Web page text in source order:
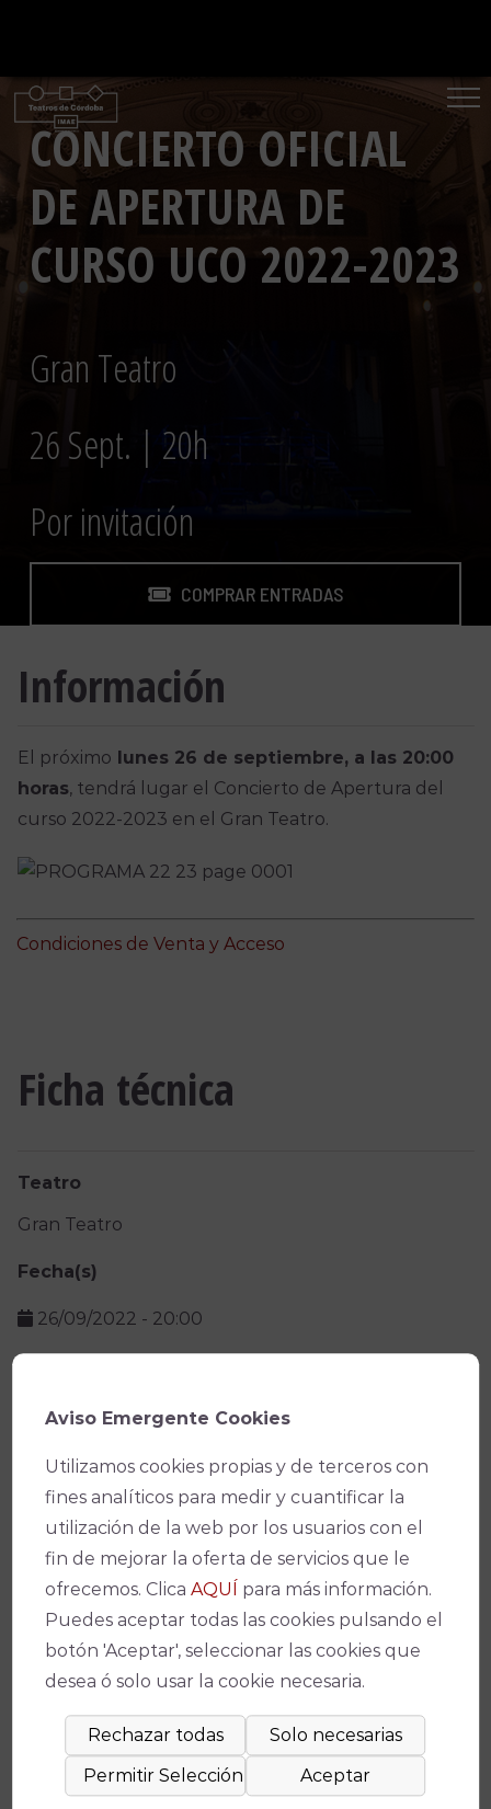
contenido
CONCIERTO OFICIAL
DE APERTURA DE
CURSO UCO 2022-2023
Gran Teatro
26 Sept. | 20h
Por invitación
COMPRAR ENTRADAS
Información
El próximo lunes 26 de septiembre, a las 20:00
horas, tendrá lugar el Concierto de Apertura del
curso 2022-2023 en el Gran Teatro.
Condiciones de Venta y Acceso
Ficha técnica
Teatro
Gran Teatro
Fecha(s)
26/09/2022 - 20:00
Por invitación
Facebook
X WhatsApp
Email
Copy
Link
Espectáculos relacionados
No se ha encontrado un evento relacionado.
Aviso Emergente Cookies
Utilizamos cookies propias y de terceros con
fines analíticos para medir y cuantificar la
utilización de la web por los usuarios con el
fin de mejorar la oferta de servicios que le
ofrecemos. ClicaAQUÍ
para más información.
Puedes aceptar todas las cookies pulsando el
botón 'Aceptar', seleccionar las cookies que
desea ó solo usar la cookie necesaria.